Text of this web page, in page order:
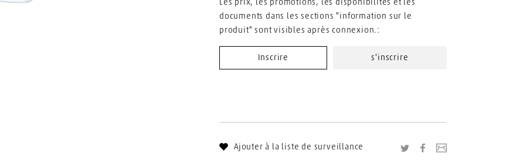
Les prix, les promotions, les disponibilités et les
documents dans les sections "information sur le
produit" sont visibles après connexion.:
Inscrire s'inscrire
Ajouter à la liste de surveillance TwitterFacebook